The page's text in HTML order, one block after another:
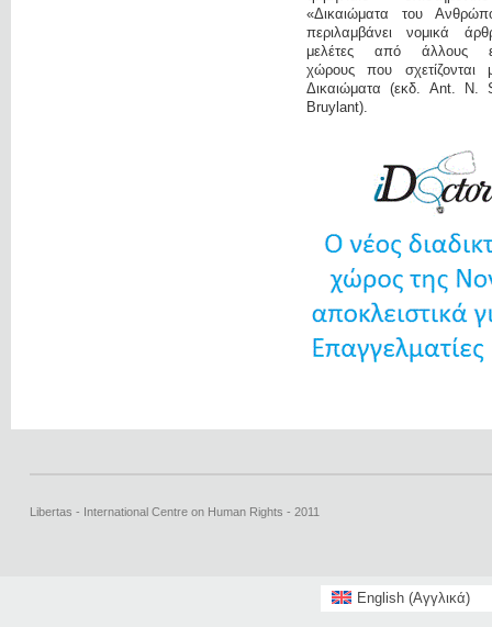
«Δικαιώματα του
περιλαμβάνει νομικά
μελέτες από άλλους
χώρους που σχετίζονται
Δικαιώματα (εκδ. Ant. N.
Bruylant).
Libertas - International Centre on Human Rights - 2011
English(Αγγλικά)